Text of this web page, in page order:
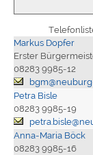
Markus Dopfer
Erster
08283 9985-12
Petra Bisle
08283 9985-19
Anna-Maria Böck
08283 9985-16